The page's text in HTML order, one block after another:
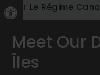
Version
Par Le Régime
Meet Our
Îles